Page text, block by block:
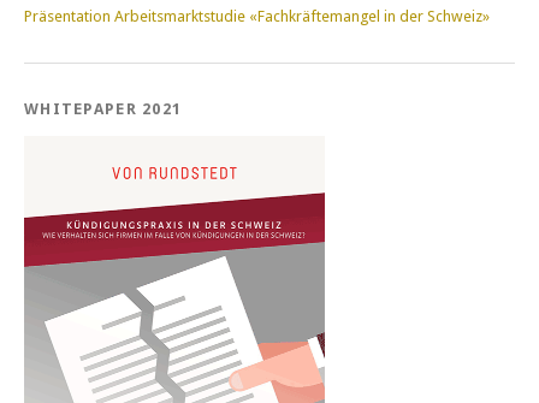
Präsentation Arbeitsmarktstudie «Fachkräftemangel in der Schweiz»
WHITEPAPER 2021